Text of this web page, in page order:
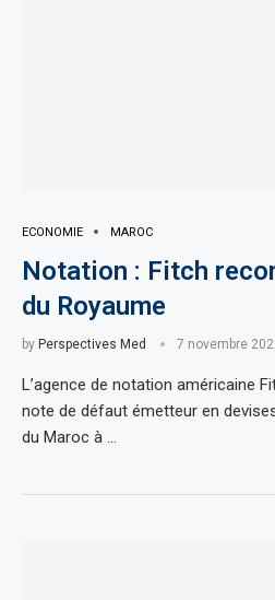
ECONOMIE MAROC
Notation : Fitch
du Royaume
by Perspectives Med 7 novembre
L’agence de notation américaine
note de défaut émetteur en
du Maroc à …